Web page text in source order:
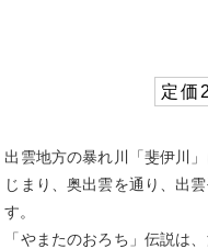
定価
出雲地方の暴れ川「斐伊川
じまり、奥出雲を通り、出
す。
「やまたのおろち」伝説は